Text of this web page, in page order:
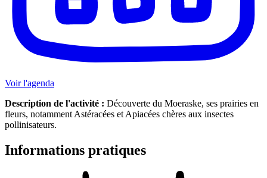
Voir l'agenda
Description de l'activité : Découverte du Moeraske, ses prairies en
fleurs, notamment Astéracées et Apiacées chères aux insectes
pollinisateurs.
Informations pratiques